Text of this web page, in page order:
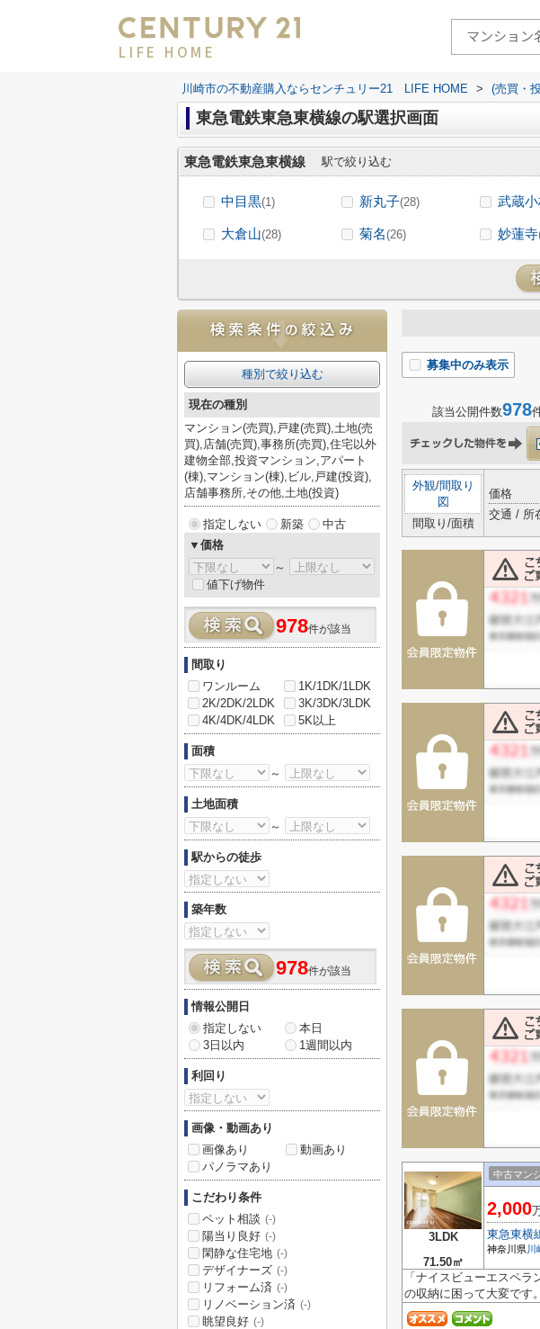
LIFE HOME
川崎市の不動産購入ならセンチュリー21 LIFE HOME > (売買・
東急電鉄東急東横線の駅選択画面
東急電鉄東急東横線 駅で絞り込む
中目黒(1) 新丸子(28) 武蔵
大倉山(28) 菊名(26) 妙蓮寺
募集中のみ表示
該当公開件数978
外観/間取り
図
間取り/面積
価格
交通 / 所
3LDK
71.50㎡
中古マン
2,000
東急東横
神奈川県川
「ナイスビューエスペ
の収納に困って大変です
種別で絞り込む
現在の種別
マンション(売買),戸建(売買),土地(売
買),店舗(売買),事務所(売買),住宅以外
建物全部,投資マンション,アパート
(棟),マンション(棟),ビル,戸建(投資),
店舗事務所,その他,土地(投資)
指定しない 新築
中古
▼価格
～
値下げ物件
978件が該当
間取り
ワンルーム
1K/1DK/1LDK
2K/2DK/2LDK
3K/3DK/3LDK
4K/4DK/4LDK
5K以上
面積
～
土地面積
～
駅からの徒歩
築年数
978件が該当
情報公開日
指定しない
本日
3日以内
1週間以内
利回り
画像・動画あり
画像あり
動画あり
パノラマあり
こだわり条件
ペット相談 (-)
陽当り良好 (-)
閑静な住宅地 (-)
デザイナーズ (-)
リフォーム済 (-)
リノベーション済 (-)
眺望良好 (-)